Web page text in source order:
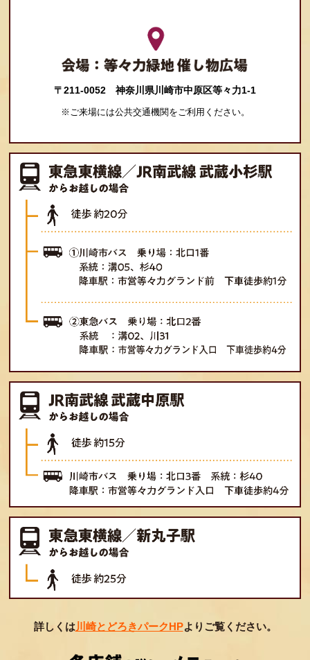
〒211-0052 神奈川県川崎市中原区等々力1-1
※ご来場には公共交通機関をご利用ください。
詳しくは川崎とどろきパークHPよりご覧ください。